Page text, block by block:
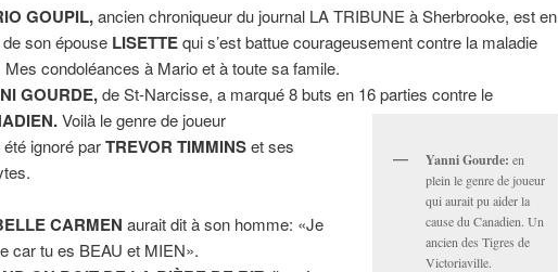
GOUPIL,ancien chroniqueur du journal LA TRIBUNE à Sherbrooke, est en
son épouse LISETTEqui s’est battue courageusement contre la maladie
Mes condoléances à Mario et à toute sa famile.
GOURDE,de St-Narcisse, a marqué 8 buts en 16 parties contre le
Voilà le genre de joueur
Yanni Gourde: en
plein le genre de joueur
qui aurait pu aider la
cause du Canadien. Un
ancien des Tigres de
Victoriaville.
été ignoré parTREVOR TIMMINSet ses
CARMENaurait dit à son homme: «Je
car tu es BEAU et MIEN».